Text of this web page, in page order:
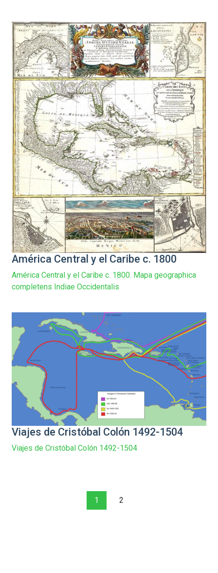
América Central y el Caribe c. 1800
América Central y el Caribe c. 1800. Mapa geographica
completens Indiae Occidentalis
Viajes de Cristóbal Colón 1492-1504
Viajes de Cristóbal Colón 1492-1504
1 2